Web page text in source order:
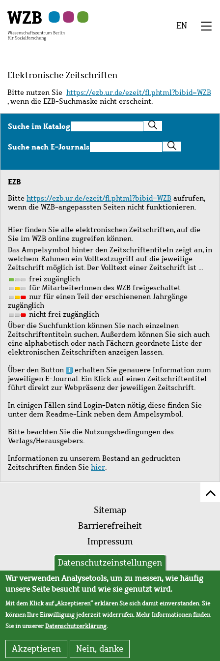
Hauptinhalt
springen
Navigation
springen
Suche
springen
Sekundärnavigation
springen
Fußzeile
springen
EN
Elektronische Zeitschriften
Bitte nutzen Sie https://ezb.ur.de/ezeit/fl.phtml?bibid=WZB
, wenn die EZB-Suchmaske nicht erscheint.
Suche im KatalogSuche
im
Katalog
Suche nach E-JournalsSuche
nach
Journals
EZB
Bitte https://ezb.ur.de/ezeit/fl.phtml?bibid=WZB aufrufen,
wenn die WZB-angepassten Seiten nicht funktionieren.
Hier finden Sie alle elektronischen Zeitschriften, auf die
Sie im WZB online zugreifen können.
Das Ampelsymbol hinter den Zeitschriftentiteln zeigt an, in
welchem Rahmen ein Volltextzugriff auf die jeweilige
Zeitschrift möglich ist. Der Volltext einer Zeitschrift ist …
frei zugänglich
für MitarbeiterInnen des WZB freigeschaltet
nur für einen Teil der erschienenen Jahrgänge
zugänglich
nicht frei zugänglich
Über die Suchfunktion können Sie nach einzelnen
Zeitschriftentiteln suchen. Außerdem können Sie sich auch
eine alphabetisch oder nach Fächern geordnete Liste der
elektronischen Zeitschriften anzeigen lassen.
Über den Button
erhalten Sie genauere Information zum
jeweiligen E-Journal. Ein Klick auf einen Zeitschriftentitel
führt direkt zur Webpräsenz der jeweiligen Zeitschrift.
In einigen Fällen sind Login-Daten nötig, diese finden Sie
unter dem Readme-Link neben dem Ampelsymbol.
Bitte beachten Sie die Nutzungsbedingungen des
Verlags/Herausgebers.
Informationen zu unserem Bestand an gedruckten
Zeitschriften finden Sie hier.
Fußleistenmenü
Sitemap
Barrierefreiheit
Impressum
Datenschutz
AVB
Datenschutzeinstellungen
Wir verwenden Analysetools, um zu messen, wie häufig
unsere Seite besucht und wie sie genutzt wird.
Mit dem Klick auf „Akzeptieren“ erklären Sie sich damit einverstanden. Sie
können Ihre Einwilligung jederzeit widerrufen. Mehr Informationen finden
Sie in unsererDatenschutzerklärung.
Akzeptieren Nein, danke